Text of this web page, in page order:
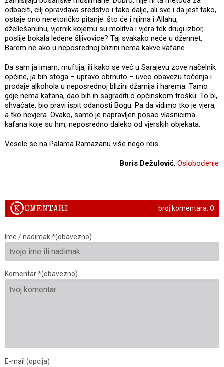
odbaciti, cilj opravdava sredstvo i tako dalje, ali sve i da jest tako,
ostaje ono neretoričko pitanje: što će i njima i Allahu,
džellešanuhu, vjernik kojemu su molitva i vjera tek drugi izbor,
poslije bokala ledene šljivovice? Taj svakako neće u džennet.
Barem ne ako u neposrednoj blizini nema kakve kafane.
Da sam ja imam, muftija, ili kako se već u Sarajevu zove načelnik
općine, ja bih stoga – upravo obrnuto – uveo obavezu točenja i
prodaje alkohola u neposrednoj blizini džamija i harema. Tamo
gdje nema kafana, dao bih ih sagraditi o općinskom trošku. To bi,
shvaćate, bio pravi ispit odanosti Bogu. Pa da vidimo tko je vjera,
a tko nevjera. Ovako, samo je napravljen posao vlasnicima
kafana koje su hm, neposredno daleko od vjerskih objekata.
Vesele se na Palama Ramazanu više nego reis.
Boris Dežulović, Oslobođenje
broj komentara: 0
KOMENTARI
Ime / nadimak *(obavezno)
Komentar *(obavezno)
E-mail (opcija)